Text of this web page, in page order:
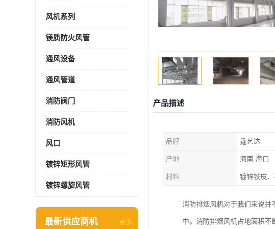
风机系列
镁质防火风管
通风设备
通风管道
消防阀门
消防风机
风口
镀锌矩形风管
镀锌螺旋风管
最新供应商机 更多
产品描述
品牌 鑫艺达
产地 海南 海口
材料 镀锌铁皮、
消防排烟风机对于我们来说并
中。消防排烟风机占地面积